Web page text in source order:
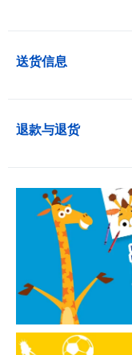
送货信息
退款与退货